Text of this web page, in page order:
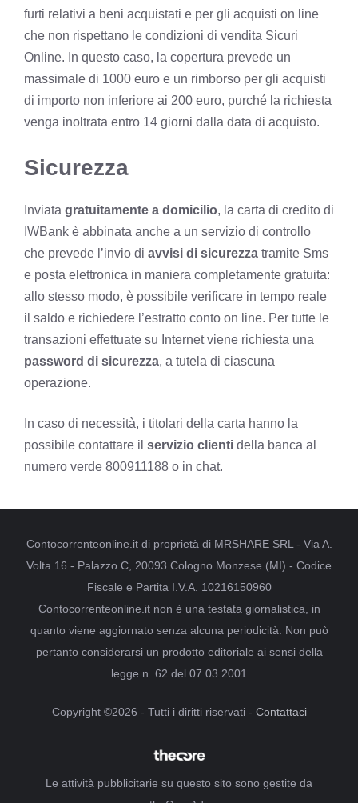
furti relativi a beni acquistati e per gli acquisti on line
che non rispettano le condizioni di vendita Sicuri
Online. In questo caso, la copertura prevede un
massimale di 1000 euro e un rimborso per gli acquisti
di importo non inferiore ai 200 euro, purché la richiesta
venga inoltrata entro 14 giorni dalla data di acquisto.
Sicurezza
Inviata gratuitamente a domicilio, la carta di credito di
IWBank è abbinata anche a un servizio di controllo
che prevede l’invio di avvisi di sicurezza tramite Sms
e posta elettronica in maniera completamente gratuita:
allo stesso modo, è possibile verificare in tempo reale
il saldo e richiedere l’estratto conto on line. Per tutte le
transazioni effettuate su Internet viene richiesta una
password di sicurezza, a tutela di ciascuna
operazione.
In caso di necessità, i titolari della carta hanno la
possibile contattare il servizio clienti della banca al
numero verde 800911188 o in chat.
Contocorrenteonline.it di proprietà di MRSHARE SRL - Via A.
Volta 16 - Palazzo C, 20093 Cologno Monzese (MI) - Codice
Fiscale e Partita I.V.A. 10216150960
Contocorrenteonline.it non è una testata giornalistica, in
quanto viene aggiornato senza alcuna periodicità. Non può
pertanto considerarsi un prodotto editoriale ai sensi della
legge n. 62 del 07.03.2001
Copyright ©2026 - Tutti i diritti riservati - Contattaci
Le attività pubblicitarie su questo sito sono gestite da